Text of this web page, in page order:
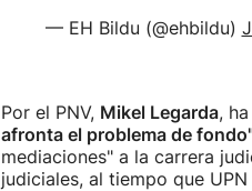
— EH Bildu (@ehbildu)
Por el PNV, Mikel Legarda,
afronta el problema de
mediaciones" a la carrera
judiciales, al tiempo que